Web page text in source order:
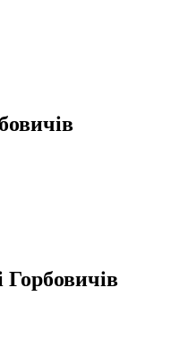
Горбовичів